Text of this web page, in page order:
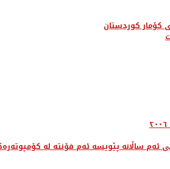
کۆمار کوردستان
ئەم ساڵانە پێویسە ئەم فۆنتە لە